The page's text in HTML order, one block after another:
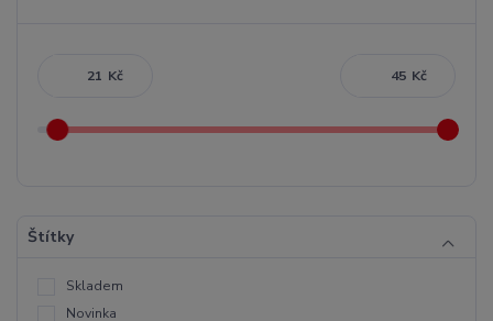
Kč Kč
Štítky
Skladem
Novinka